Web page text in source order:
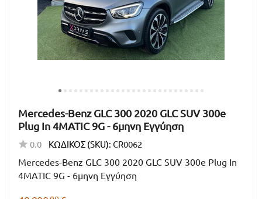
Mercedes-Benz GLC 300 2020 GLC SUV 300e
Plug In 4MATIC 9G - 6μηνη Εγγύηση
0.0 ΚΩΔΙΚΟΣ (SKU): CR0062
Mercedes-Benz GLC 300 2020 GLC SUV 300e Plug In
4MATIC 9G - 6μηνη Εγγύηση